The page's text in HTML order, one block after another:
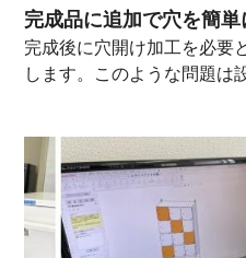
完成品に追加で穴を簡
完成後に穴開け加工を必要
します。このような問題は